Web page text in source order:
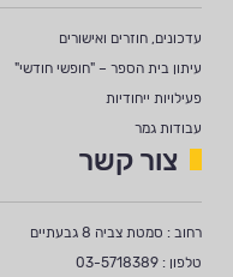
עדכונים, חוזרים ואישורים
עיתון בית הספר – "חופשי חודשי"
פעילויות ייחודיות
עבודות גמר
צור קשר
רחוב : סמטת צביה 8 גבעתיים
טלפון : 03-5718389